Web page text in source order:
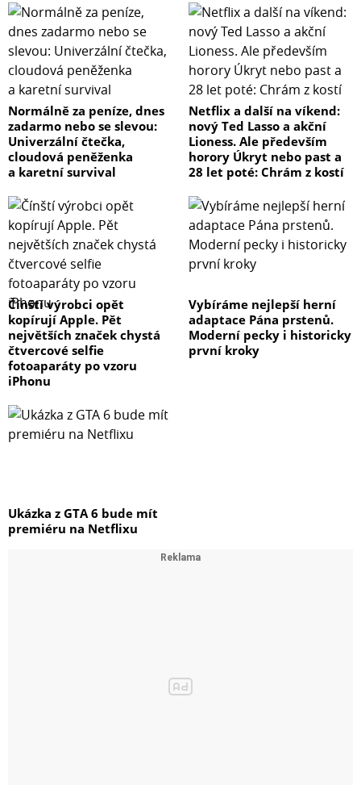
Normálně za peníze, dnes
zadarmo nebo se slevou:
Univerzální čtečka,
cloudová peněženka
a karetní survival
Netflix a další na víkend:
nový Ted Lasso a akční
Lioness. Ale především
horory Úkryt nebo past a
28 let poté: Chrám z kostí
Čínští výrobci opět
kopírují Apple. Pět
největších značek chystá
čtvercové selfie
fotoaparáty po vzoru
iPhonu
Vybíráme nejlepší herní
adaptace Pána prstenů.
Moderní pecky i historicky
první kroky
Ukázka z GTA 6 bude mít
premiéru na Netflixu